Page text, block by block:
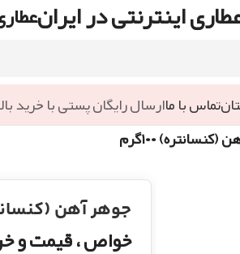
اینترنتی در ایران
تماس با ماارسال رایگان پستی با خرید
۱۰۰گرم
جوهر آهن (کنسانتره)
خواص ، قیمت و